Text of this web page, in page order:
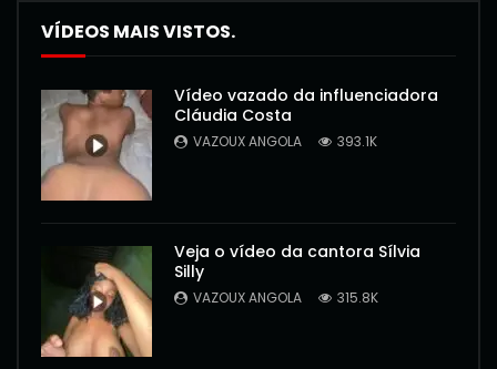
VÍDEOS MAIS VISTOS.
Vídeo vazado da influenciadora
Cláudia Costa
VAZOUX ANGOLA 393.1K
Veja o vídeo da cantora Sílvia
Silly
VAZOUX ANGOLA 315.8K